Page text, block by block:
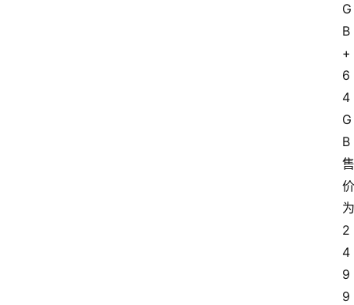
G
B
+
6
4
G
B
售
价
为
2
4
9
9